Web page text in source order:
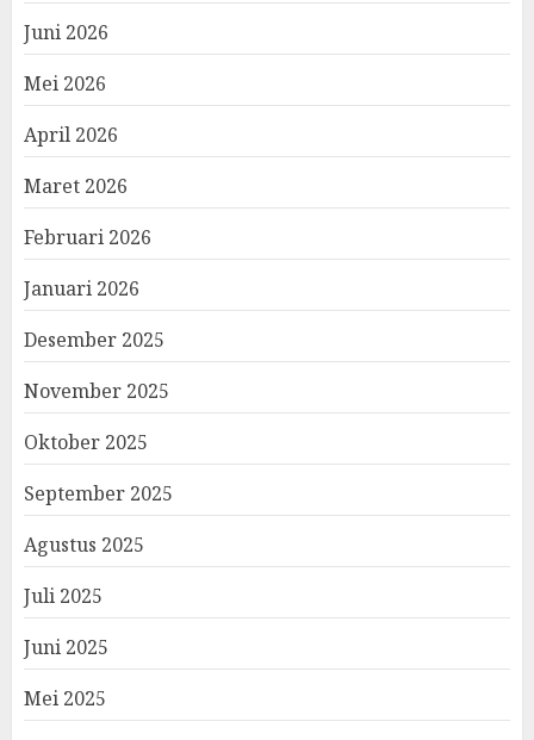
Juni 2026
Mei 2026
April 2026
Maret 2026
Februari 2026
Januari 2026
Desember 2025
November 2025
Oktober 2025
September 2025
Agustus 2025
Juli 2025
Juni 2025
Mei 2025